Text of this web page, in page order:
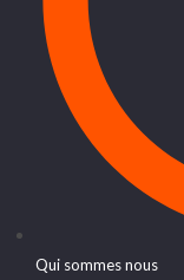
Qui sommes nous